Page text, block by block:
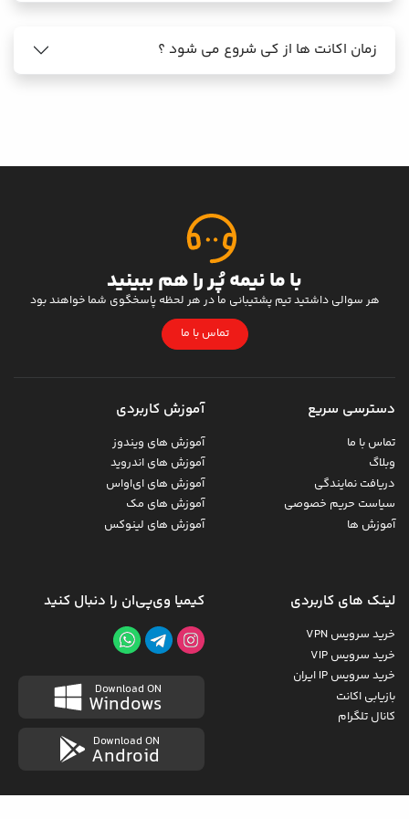
زمان اکانت ها از کی شروع می شود ؟
با ما نیمه پُر را هم ببینید
هر سوالی داشتید تیم پشتیبانی ما در هر لحظه پاسخگوی شما خواهند بود
تماس با ما
دسترسی سریع
تماس با ما
وبلاگ
دریافت نمایندگی
سیاست حریم خصوصی
آموزش ها
آموزش کاربردی
آموزش های ویندوز
آموزش های اندروید
آموزش های ای‌اواس
آموزش های مک
آموزش های لینوکس
لینک های کاربردی
خرید سرویس VPN
خرید سرویس VIP
خرید سرویس IP ایران
بازیابی اکانت
کانال تلگرام
کیمیا وی‌پی‌ان را دنبال کنید
Download ON
Windows
Download ON
Android